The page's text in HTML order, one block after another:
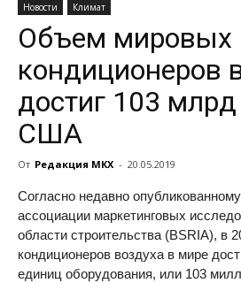
Новости Климат
Объем мировых
кондиционеров
достиг 103
США
От Редакция МКХ - 20.05.2019
Согласно недавно
ассоциации маркетинговых
области строительства (BSRIA), в
кондиционеров воздуха в мире
единиц оборудования, или 103